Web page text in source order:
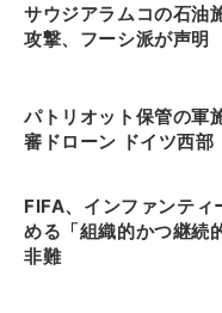
サウジアラムコの石油
攻撃、フーシ派が声明
パトリオット保管の軍
審ドローン ドイツ西部
FIFA、インファンティ
める「組織的かつ継続
非難